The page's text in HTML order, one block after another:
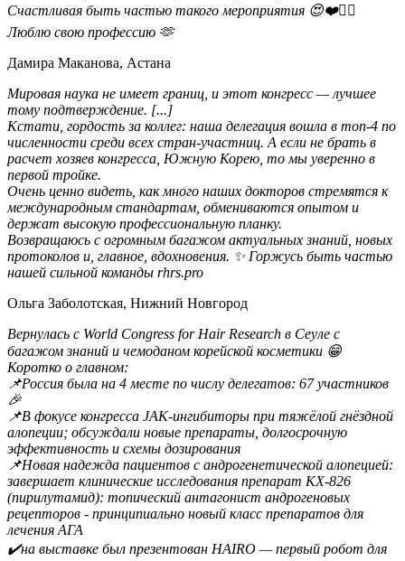
Счастливая быть частью такого мероприятия 😍❤️👩‍⚕️
Люблю свою профессию 🫶
Дамира Маканова, Астана
Мировая наука не имеет границ, и этот конгресс — лучшее
тому подтверждение. [...]
Кстати, гордость за коллег: наша делегация вошла в топ-4 по
численности среди всех стран-участниц. А если не брать в
расчет хозяев конгресса, Южную Корею, то мы уверенно в
первой тройке.
Очень ценно видеть, как много наших докторов стремятся к
международным стандартам, обмениваются опытом и
держат высокую профессиональную планку.
Возвращаюсь с огромным багажом актуальных знаний, новых
протоколов и, главное, вдохновения. ✨ Горжусь быть частью
нашей сильной команды rhrs.pro
Ольга Заболотская, Нижний Новгород
Вернулась с World Congress for Hair Research в Сеуле с
багажом знаний и чемоданом корейской косметики 😁
Коротко о главном:
📌Россия была на 4 месте по числу делегатов: 67 участников
🎉
📌В фокусе конгресса JAK‑ингибиторы при тяжёлой гнёздной
алопеции; обсуждали новые препараты, долгосрочную
эффективность и схемы дозирования
📌Новая надежда пациентов с андрогенетической алопецией:
завершает клинические исследования препарат KX‑826
(пирилутамид): топический антагонист андрогеновых
рецепторов - принципиально новый класс препаратов для
лечения АГА
✔️на выставке был презентован HAIRO — первый робот для